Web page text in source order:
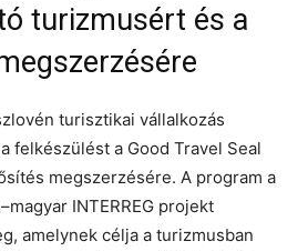
turizmusért és a
turisztikai vállalkozás
felkészülést a Good Travel Seal
megszerzésére. A program a
INTERREG projekt
amelynek célja a turizmusban